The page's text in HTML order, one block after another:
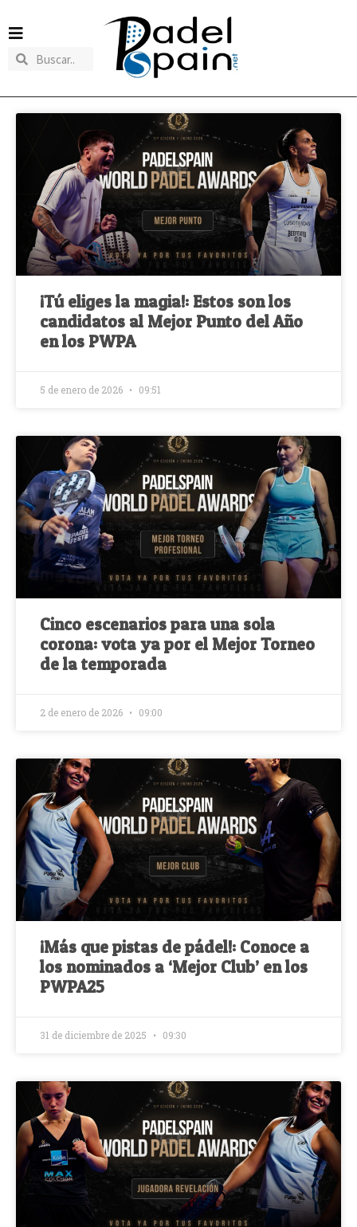
¡Tú eliges la magia!: Estos son los
candidatos al Mejor Punto del Año
en los PWPA
5 de enero de 2026 09:51
Cinco escenarios para una sola
corona: vota ya por el Mejor Torneo
de la temporada
2 de enero de 2026 09:00
¡Más que pistas de pádel!: Conoce a
los nominados a ‘Mejor Club’ en los
PWPA25
31 de diciembre de 2025 09:30